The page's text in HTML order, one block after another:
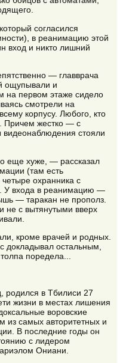
согласился
в реанимацию этой
вход и никто лишний
— главврача
ощупывали и
на первом этаже сидело
смотрели на
корпусу. Любого, кто
Причем жестко — с
стояли
еще хуже, — рассказал
(там есть
охранника с
У входа в реанимацию —
— таракан не прополз.
не с вытянутыми вверх
кроме врачей и родных.
докладывал остальным,
поредела...
родился в Тбилиси 27
жизни в местах лишения
воровские
из самых авторитетных и
В последние годы он
с лидером
Ониани.